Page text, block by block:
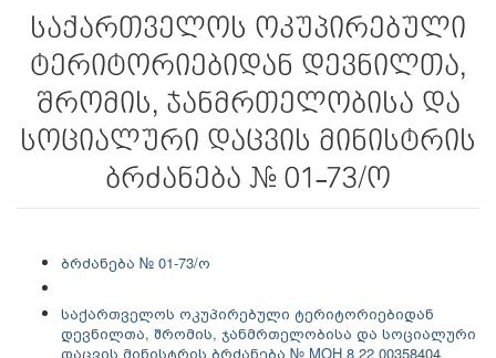
საქართველოს ოკუპირებული
ტერიტორიებიდან დევნილთა,
შრომის, ჯანმრთელობისა და
სოციალური დაცვის მინისტრის
ბრძანება № 01-73/ო
ბრძანება № 01-73/ო
საქართველოს ოკუპირებული ტერიტორიებიდან
დევნილთა, შრომის, ჯანმრთელობისა და სოციალური
დაცვის მინისტრის ბრძანება № MOH 8 22 00358404